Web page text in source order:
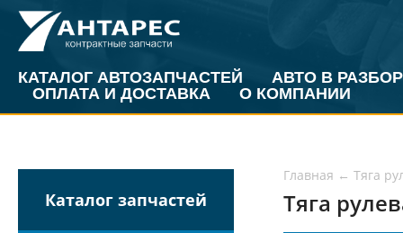
КАТАЛОГ АВТОЗАПЧАСТЕЙ
АВТО В РАЗБОР
ОПЛАТА И ДОСТАВКА
О КОМПАНИИ
Каталог запчастей
Главная ← Тяга
Тяга